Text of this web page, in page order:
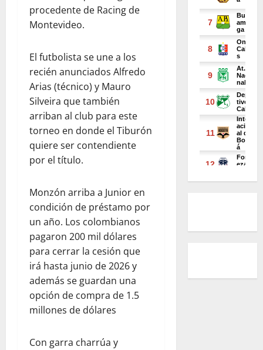
procedente de Racing de
Montevideo.
El futbolista se une a los
recién anunciados Alfredo
Arias (técnico) y Mauro
Silveira que también
arriban al club para este
torneo en donde el Tiburón
quiere ser contendiente
por el título.
Monzón arriba a Junior en
condición de préstamo por
un año. Los colombianos
pagaron 200 mil dólares
para cerrar la cesión que
irá hasta junio de 2026 y
además se guardan una
opción de compra de 1.5
millones de dólares
Con garra charrúa y